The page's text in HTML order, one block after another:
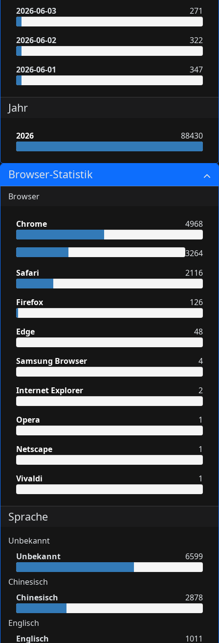
2026-06-03 271
2026-06-02 322
2026-06-01 347
Jahr
2026 88430
Browser-Statistik
Browser
Chrome 4968
3264
Safari
2116
Firefox 126
Edge 48
Samsung Browser 4
Internet Explorer 2
Opera 1
Netscape 1
Vivaldi 1
Sprache
Unbekannt
Unbekannt
6599
Chinesisch
Chinesisch
2878
Englisch
Englisch
1011